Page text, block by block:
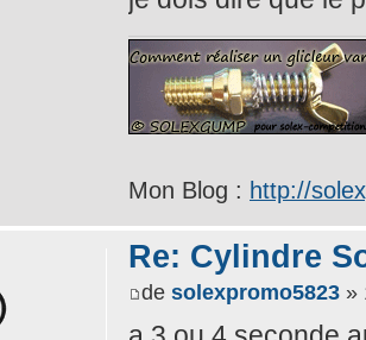
Mon Blog : http://
Re: Cylindre
de solexpromo5823 »